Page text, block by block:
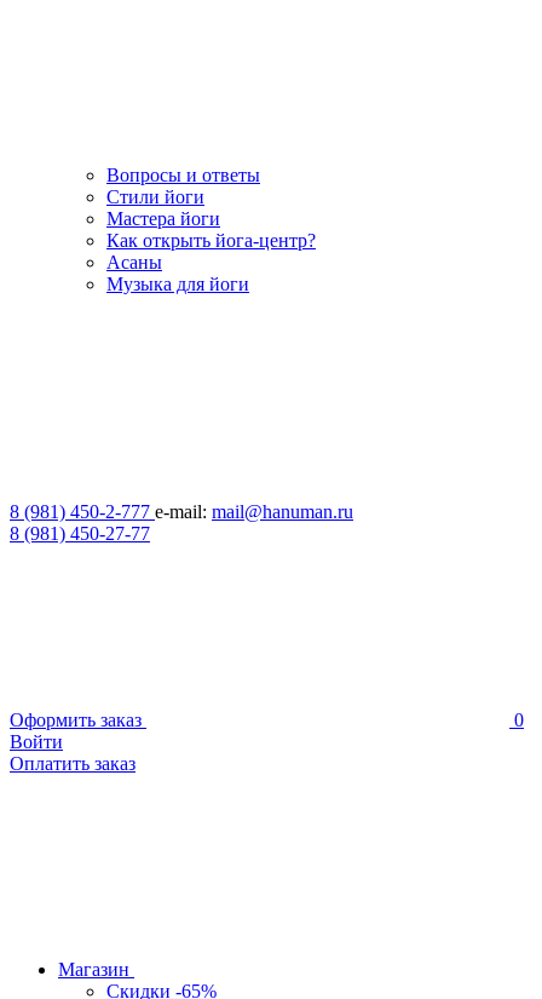
Вопросы и ответы
Стили йоги
Мастера йоги
Как открыть йога-центр?
Асаны
Музыка для йоги
8 (981) 450-2-777 e-mail: mail@hanuman.ru
8 (981) 450-27-77
Оформить заказ
0
Войти
Оплатить заказ
Магазин
Скидки -65%